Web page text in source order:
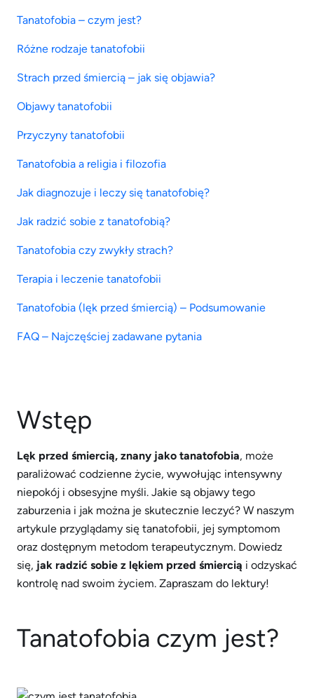
Tanatofobia – czym jest?
Różne rodzaje tanatofobii
Strach przed śmiercią – jak się objawia?
Objawy tanatofobii
Przyczyny tanatofobii
Tanatofobia a religia i filozofia
Jak diagnozuje i leczy się tanatofobię?
Jak radzić sobie z tanatofobią?
Tanatofobia czy zwykły strach?
Terapia i leczenie tanatofobii
Tanatofobia (lęk przed śmiercią) – Podsumowanie
FAQ – Najczęściej zadawane pytania
Wstęp
Lęk przed śmiercią, znany jako tanatofobia, może
paraliżować codzienne życie, wywołując intensywny
niepokój i obsesyjne myśli. Jakie są objawy tego
zaburzenia i jak można je skutecznie leczyć? W naszym
artykule przyglądamy się tanatofobii, jej symptomom
oraz dostępnym metodom terapeutycznym. Dowiedz
się, jak radzić sobie z lękiem przed śmiercią i odzyskać
kontrolę nad swoim życiem. Zapraszam do lektury!
Tanatofobia czym jest?